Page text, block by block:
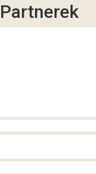
Partnerek